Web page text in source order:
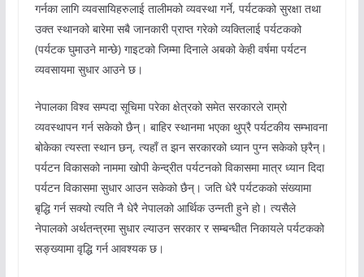
गर्नका लागि व्यवसायिहरुलाई तालीमको व्यवस्था गर्ने, पर्यटकको सुरक्षा तथा
उक्त स्थानको बारेमा सबै जानकारी प्राप्त गरेको व्यक्तिलाई पर्यटकको
(पर्यटक घुमाउने मान्छे) गाइटको जिम्मा दिनाले अबको केही वर्षमा पर्यटन
व्यवसायमा सुधार आउने छ।
नेपालका विश्व सम्पदा सूचिमा परेका क्षेत्रको समेत सरकारले राम्रो
व्यवस्थापन गर्न सकेको छैन्। बाहिर स्थानमा भएका थुप्रै पर्यटकीय सम्भावना
बोकेका त्यस्ता स्थान छन्, त्यहाँ त झन सरकारको ध्यान पुग्न सकेको छ्रैन्।
पर्यटन विकासको नाममा खोपी केन्द्रीत पर्यटनको विकासमा मात्र ध्यान दिदा
पर्यटन विकासमा सुधार आउन सकेको छैन्। जति धेरै पर्यटकको संख्यामा
बृद्धि गर्न सक्यो त्यति नै धेरै नेपालको आर्थिक उन्नती हुने हो। त्यसैले
नेपालको अर्थतन्त्रमा सुधार ल्याउन सरकार र सम्बन्धीत निकायले पर्यटकको
सङ्ख्यामा वृद्धि गर्न आवश्यक छ।